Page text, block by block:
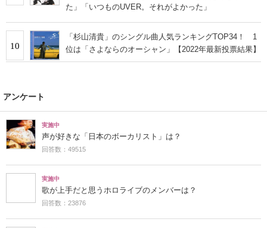
た」「いつものUVER。それがよかった」
10
「杉山清貴」のシングル曲人気ランキングTOP34！ 1
位は「さよならのオーシャン」【2022年最新投票結果】
アンケート
実施中
声が好きな「日本のボーカリスト」は？
回答数：49515
実施中
歌が上手だと思うホロライブのメンバーは？
回答数：23876